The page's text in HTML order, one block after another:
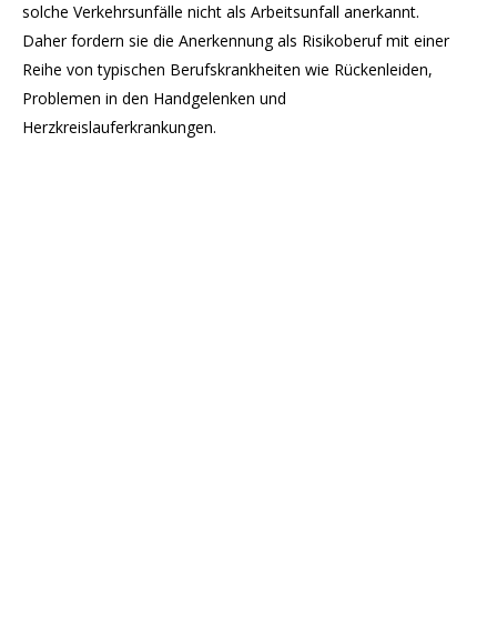
solche Verkehrsunfälle nicht als Arbeitsunfall anerkannt.
Daher fordern sie die Anerkennung als Risikoberuf mit einer
Reihe von typischen Berufskrankheiten wie Rückenleiden,
Problemen in den Handgelenken und
Herzkreislauferkrankungen.